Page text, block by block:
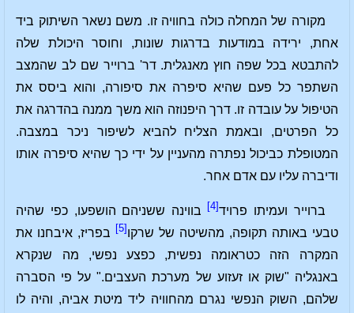
מקורה של המחלה כולה בחוויה זו. משם נשאר השיתוק ביד
אחת, ירידה במודעות בדרגות שונות, וחוסר היכולת שלה
להתבטא בכל שפה חוץ מאנגלית. דר' ברוייר שם לב שהמצב
השתפר כל פעם שהיא סיפרה את סיפורה, והוא ביסס את
הטיפול על עובדה זו. דרך היפנוזה הוא משך ממנה בהדרגה את
כל הפרטים, ובאמת הצליח להביא לשיפור ניכר במצבה.
המטופלת כביכול נפתרה מהעניין על ידי כך שהיא סיפרה אותו
ודיברה עליו עם אדם אחר.
ברוייר ועמיתו פרויד[4]
בווינה ששניהם הושפעו, כפי שהיה
טבעי באותה תקופה, מהשיטה של שרקו [5]
בפריז, איבחנו את
המקרה הזה כטראומה נפשית, כפצע נפשי, מה שנקרא
באנגליה "שוק או זעזוע של מערכת העצבים." על פי הסברה
שלהם, השוק הנפשי נגרם מהחוויה ליד מיטת אביה, והיה לו